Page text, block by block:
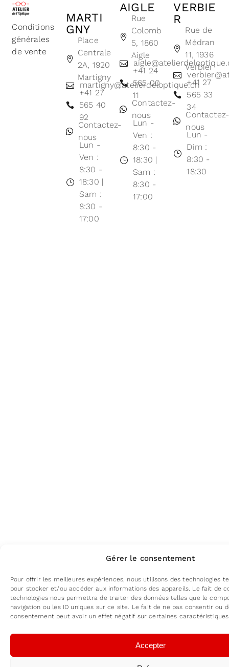
Gérer le consentement
Pour offrir les meilleures expériences, nous utilisons des technologies
pour stocker et/ou accéder aux informations des appareils. Le fait de
technologies nous permettra de traiter des données telles que le
navigation ou les ID uniques sur ce site. Le fait de ne pas consentir ou
consentement peut avoir un effet négatif sur certaines
Accepter
Conditions
générales
de vente
MARTI
GNY
Place
Centrale
2A, 1920
Martigny
martigny@atelierdeloptique.ch
+41 27
565 40
92
Contactez-
nous
Lun -
Ven :
8:30 -
18:30 |
Sam :
8:30 -
17:00
AIGLE
Rue
Colomb
5, 1860
Aigle
+41 24
565 00
11
Contactez-
nous
Lun -
Ven :
8:30 -
18:30 |
Sam :
8:30 -
17:00
VERBIE
R
Rue de
Médran
11, 1936
Verbier
+41 27
565 33
34
Contactez-
nous
Lun -
Dim :
8:30 -
18:30